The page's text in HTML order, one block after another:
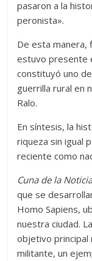
pasaron a la
peronista».
De esta manera,
estuvo presente
constituyó uno
guerrilla rural en
Ralo.
En síntesis, la
riqueza sin igual
reciente como
Cuna de la
que se
Homo Sapiens,
nuestra ciudad.
objetivo principal
militante, un